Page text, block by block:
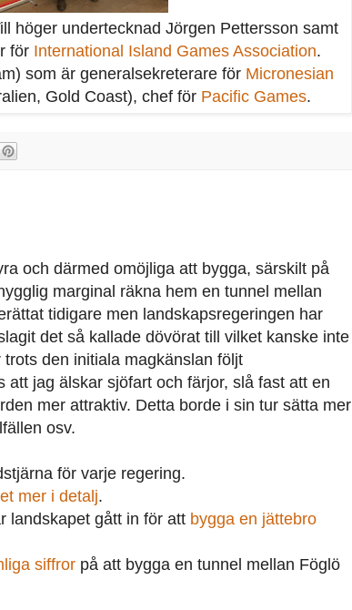
höger undertecknad Jörgen Pettersson samt
för International Island Games Association.
som är generalsekreterare för Micronesian
Gold Coast), chef för Pacific Games.
och därmed omöjliga att bygga, särskilt på
marginal räkna hem en tunnel mellan
tidigare men landskapsregeringen har
det så kallade dövörat till vilket kanske inte
den initiala magkänslan följt
jag älskar sjöfart och färjor, slå fast att en
mer attraktiv. Detta borde i sin tur sätta mer
osv.
för varje regering.
mer i detalj.
landskapet gått in för att bygga en jättebro
siffror på att bygga en tunnel mellan Föglö